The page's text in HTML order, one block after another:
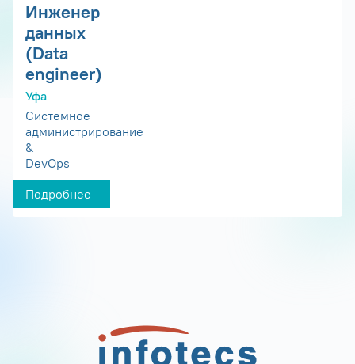
Инженер
данных
(Data
engineer)
Уфа
Системное
администрирование
&
DevOps
Подробнее